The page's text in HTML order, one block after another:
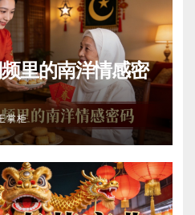
里的南洋情感密
掌柜